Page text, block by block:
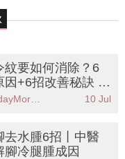
紋要如何消除？6
因+6招改善秘訣 必
鐘消除法令紋按
SundayMore編輯部 10 Jul
去水腫6招丨中醫
腳冷腿腫成因